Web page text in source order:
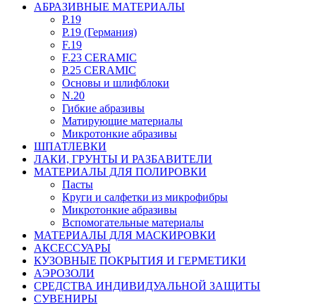
АБРАЗИВНЫЕ МАТЕРИАЛЫ
P.19
P.19 (Германия)
F.19
F.23 CERAMIC
P.25 CERAMIC
Основы и шлифблоки
N.20
Гибкие абразивы
Матирующие материалы
Микротонкие абразивы
ШПАТЛЕВКИ
ЛАКИ, ГРУНТЫ И РАЗБАВИТЕЛИ
МАТЕРИАЛЫ ДЛЯ ПОЛИРОВКИ
Пасты
Круги и салфетки из микрофибры
Микротонкие абразивы
Вспомогательные материалы
МАТЕРИАЛЫ ДЛЯ МАСКИРОВКИ
АКСЕССУАРЫ
КУЗОВНЫЕ ПОКРЫТИЯ И ГЕРМЕТИКИ
АЭРОЗОЛИ
СРЕДСТВА ИНДИВИДУАЛЬНОЙ ЗАЩИТЫ
СУВЕНИРЫ